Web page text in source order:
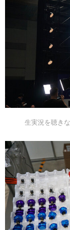
生実況を聴き